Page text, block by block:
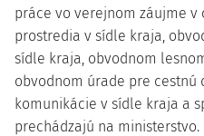
práce vo verejnom záujme
prostredia v sídle kraja,
sídle kraja, obvodnom
obvodnom úrade pre cestnú
komunikácie v sídle kraja a
prechádzajú na ministerstvo.